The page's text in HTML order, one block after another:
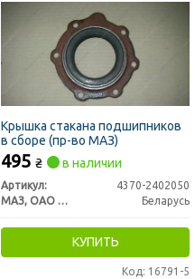
Крышка стакана подшипников
в сборе (пр-во МАЗ)
495 ₴ в наличии
Артикул:
4370-2402050
МАЗ, ОАО «Минский автомобильный завод»
Беларусь
КУПИТЬ
Код: 16791-5